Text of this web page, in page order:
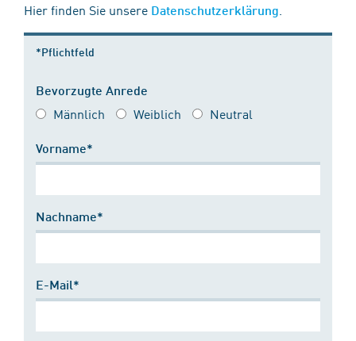
Hier finden Sie unsere Datenschutzerklärung
*Pflichtfeld
Bevorzugte Anrede
Männlich Weiblich Neutral
Vorname*
Nachname*
E-Mail*